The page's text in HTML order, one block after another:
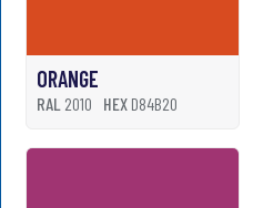
ORANGE
RAL 2010 HEX D84B20